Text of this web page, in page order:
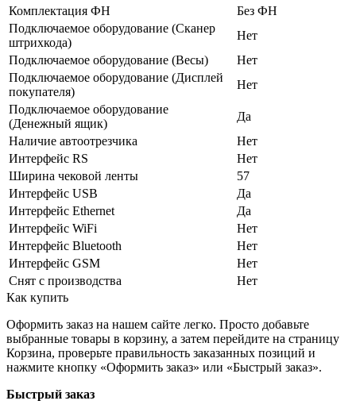
Комплектация ФН
Без ФН
Подключаемое оборудование (Сканер
штрихкода)
Нет
Подключаемое оборудование (Весы)
Нет
Подключаемое оборудование (Дисплей
покупателя)
Нет
Подключаемое оборудование
(Денежный ящик)
Да
Наличие автоотрезчика
Нет
Интерфейс RS
Нет
Ширина чековой ленты
57
Интерфейс USB
Да
Интерфейс Ethernet
Да
Интерфейс WiFi
Нет
Интерфейс Bluetooth
Нет
Интерфейс GSM
Нет
Снят с производства
Нет
Как купить
Оформить заказ на нашем сайте легко. Просто добавьте
выбранные товары в корзину, а затем перейдите на страницу
Корзина, проверьте правильность заказанных позиций и
нажмите кнопку «Оформить заказ» или «Быстрый заказ».
Быстрый заказ